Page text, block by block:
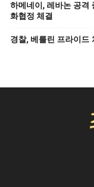
하메네이, 레바논 공격
화협정 체결
경찰, 베를린 프라이드